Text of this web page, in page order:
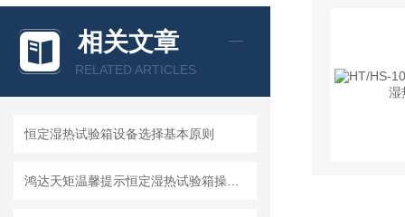
相关文章
RELATED ARTICLES
恒定湿热试验箱设备选择基本原则